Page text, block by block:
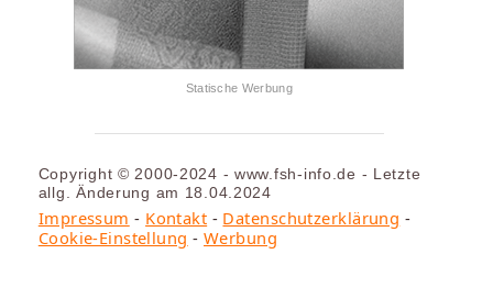
Statische Werbung
Copyright © 2000-2024 - www.fsh-info.de - Letzte
allg. Änderung am 18.04.2024
Impressum - Kontakt - Datenschutzerklärung -
Cookie-Einstellung -Werbung